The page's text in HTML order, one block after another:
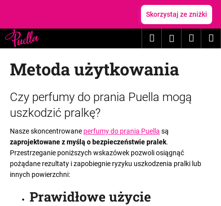
Skorzystaj ze zniżki
SzukajZaloguj
Metoda użytkowania
L
i
s
t
a
a
r
Czy perfumy do prania Puella mogą
uszkodzić pralkę?
Nasze skoncentrowane perfumy do prania Puella są
zaprojektowane z myślą o bezpieczeństwie pralek.
Przestrzeganie poniższych wskazówek pozwoli osiągnąć
pożądane rezultaty i zapobiegnie ryzyku uszkodzenia pralki lub
innych powierzchni:
Prawidłowe użycie
s
z powrotem
powrotem
C
z
e
g
o
s
z
u
k
a
s